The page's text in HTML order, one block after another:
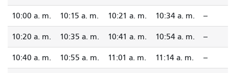
10:00 a. m. 10:15 a. m. 10:21 a. m. 10:34 a. m. --
10:20 a. m. 10:35 a. m. 10:41 a. m. 10:54 a. m. --
10:40 a. m. 10:55 a. m. 11:01 a. m. 11:14 a. m. --